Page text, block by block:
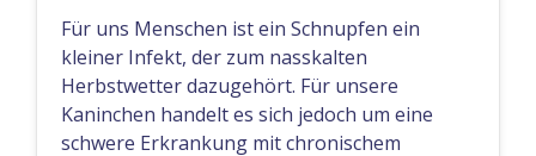
Für uns Menschen ist ein Schnupfen ein
kleiner Infekt, der zum nasskalten
Herbstwetter dazugehört. Für unsere
Kaninchen handelt es sich jedoch um eine
schwere Erkrankung mit chronischem